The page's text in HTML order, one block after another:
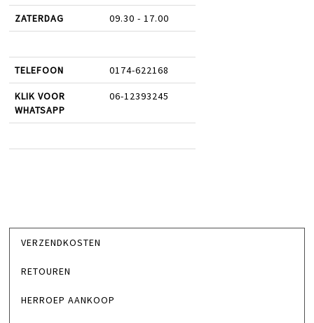
ZATERDAG 09.30 - 17.00
TELEFOON 0174-622168
KLIK VOOR
WHATSAPP
06-12393245
VERZENDKOSTEN
RETOUREN
HERROEP AANKOOP